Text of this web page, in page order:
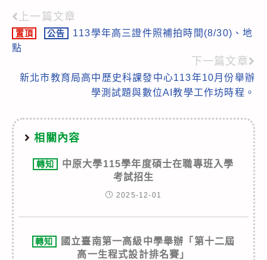
Read
more
上一篇文章
置頂 公告
113學年高三證件照補拍時間(8/30)、地
點
下一篇文章
新北市教育局高中歷史科課發中心113年10月份舉辦
學測試題與數位AI教學工作坊時程。
相關內容
轉知
中原大學115學年度碩士在職專班入學
考試招生
2025-12-01
轉知
國立臺南第一高級中學舉辦「第十二屆
高一生程式設計排名賽」